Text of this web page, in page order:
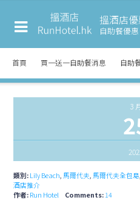
搵酒店
自助餐優
首頁 買一送一自助餐消息 自助
3
類別:Lily Beach 馬爾代夫 馬爾代夫全包島
酒店推介
作者:Run Hotel Comments:14